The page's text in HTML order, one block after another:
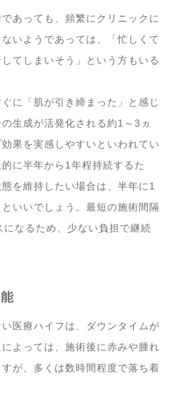
あっても、頻繁にクリニックに
いようであっては、「忙しくて
てしまいそう」という方もいる
に「肌が引き締まった」と感じ
生成が活発化される約1～3ヵ
果を実感しやすいといわれてい
に半年から1年程持続するた
を維持したい場合は、半年に1
いいでしょう。最短の施術間隔
なるため、少ない負担で継続
医療ハイフは、ダウンタイムが
よっては、施術後に赤みや腫れ
が、多くは数時間程度で落ち着